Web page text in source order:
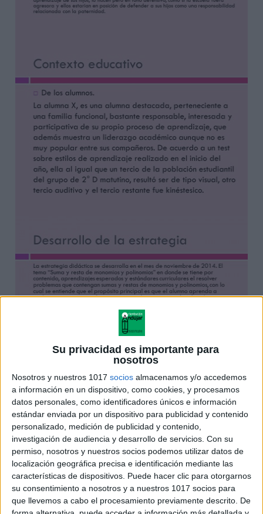
Su privacidad es importante para
nosotros
Nosotros y nuestros 1017 socios almacenamos y/o accedemos
a información en un dispositivo, como cookies, y procesamos
datos personales, como identificadores únicos e información
estándar enviada por un dispositivo para publicidad y contenido
personalizado, medición de publicidad y contenido,
investigación de audiencia y desarrollo de servicios. Con su
permiso, nosotros y nuestros socios podemos utilizar datos de
localización geográfica precisa e identificación mediante las
características de dispositivos. Puede hacer clic para otorgarnos
su consentimiento a nosotros y a nuestros 1017 socios para
que llevemos a cabo el procesamiento previamente descrito. De